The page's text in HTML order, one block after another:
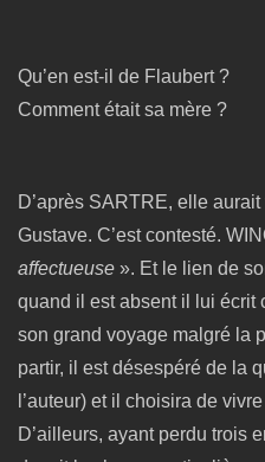
Qu’en est-il de Flaubert ?
Comment était sa mère ?
D’après SARTRE, elle
Gustave. C’est contesté.
affectueuse ». Et le lien de
quand il est absent il lui écrit
son grand voyage malgré la
partir, il est désespéré de la
l’auteur) et il choisira de
D’ailleurs, ayant perdu trois